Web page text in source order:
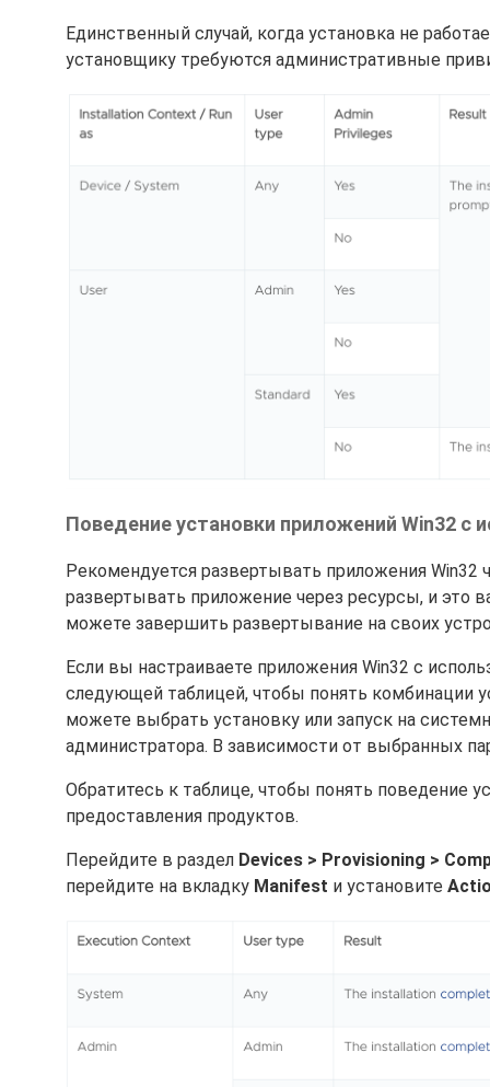
Единственный случай, когда установка не
установщику требуются административные
Поведение установки приложений Win32 с
Рекомендуется развертывать приложения Win32
развертывать приложение через ресурсы, и это
можете завершить развертывание на своих
Если вы настраиваете приложения Win32 с
следующей таблицей, чтобы понять комбинации
можете выбрать установку или запуск на
администратора. В зависимости от выбранных
Обратитесь к таблице, чтобы понять поведение
предоставления продуктов.
Перейдите в раздел Devices > Provisioning >
перейдите на вкладку Manifest и установите